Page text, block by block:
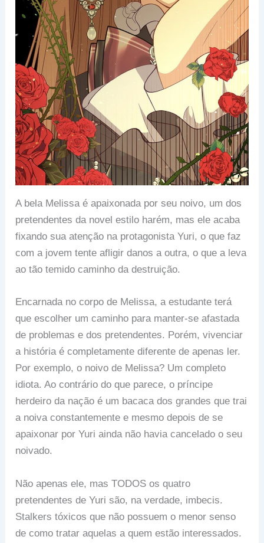
A bela Melissa é apaixonada por seu noivo, um dos
pretendentes da novel estilo harém, mas ele acaba
fixando sua atenção na protagonista Yuri, o que faz
com a jovem tente afligir danos a outra, o que a leva
ao tão temido caminho da destruição.
Encarnada no corpo de Melissa, a estudante terá
que escolher um caminho para manter-se afastada
de problemas e dos pretendentes. Porém, vivenciar
a história é completamente diferente de apenas ler.
Por exemplo, o noivo de Melissa? Um completo
idiota. Ao contrário do que parece, o príncipe
herdeiro da nação é um bacaca dos grandes que trai
a noiva constantemente e mesmo depois de se
apaixonar por Yuri ainda não havia cancelado o seu
noivado.
Não apenas ele, mas TODOS os quatro
pretendentes de Yuri são, na verdade, imbecis.
Stalkers tóxicos que não possuem o menor senso
de como tratar aquelas a quem estão interessados.